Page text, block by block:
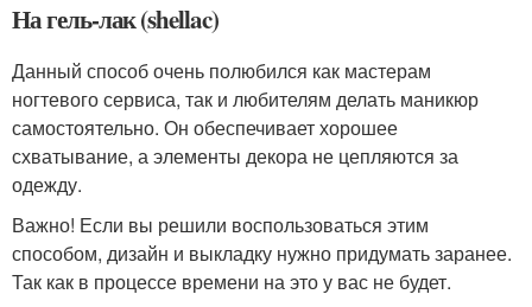
На гель-лак (shellac)
Данный способ очень полюбился как мастерам
ногтевого сервиса, так и любителям делать маникюр
самостоятельно. Он обеспечивает хорошее
схватывание, а элементы декора не цепляются за
одежду.
Важно! Если вы решили воспользоваться этим
способом, дизайн и выкладку нужно придумать заранее.
Так как в процессе времени на это у вас не будет.